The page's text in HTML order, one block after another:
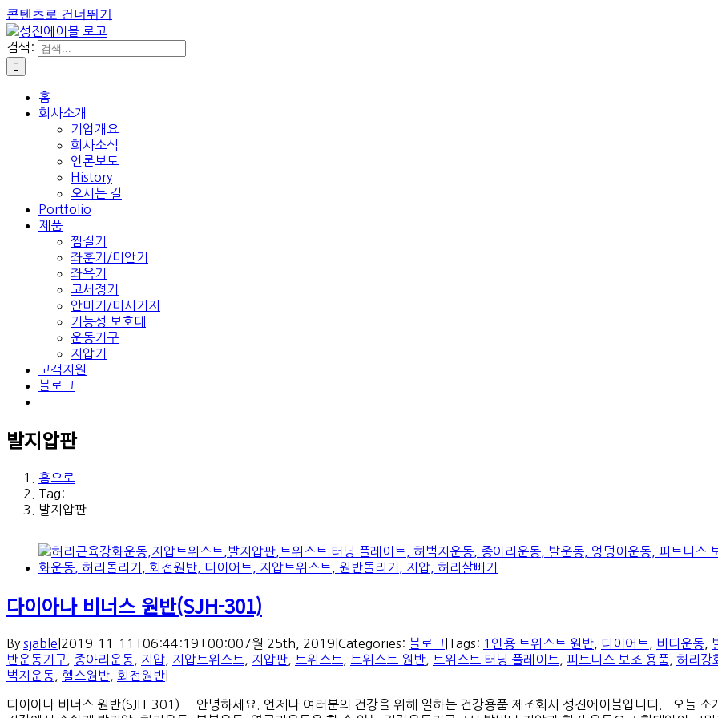
콘텐츠로 건너뛰기
검색:
홈
회사소개
기업개요
회사소식
언론보도
History
오시는 길
Portfolio
제품
찜질기
좌훈기/미안기
좌욕기
코세정기
안마기/마사기지
기능성 보호대
운동기구
지압기
고객지원
블로그
발지압판
홈으로
Tag:
발지압판
다이아나 비너스 원반(SJH-301)
By sjable 2019-11-11T06:44:19+00:007월 25th, 2019 Categories: 블로그 Tags: 1인용 트위스트 원반 다이어트 바디운동
반운동기구
종아리운동 지압 지압트위스트 지압판 트위스트 트위스트 원반 트위스트 터닝 플레이트 피트니스 보조 용품 허리강
벅지운동
헬스원반 회전원반
다이아나 비너스 원반(SJH-301) 안녕하세요. 언제나 여러분의 건강을 위해 일하는 건강용품 제조회사 성진에이블입니다. 오늘 소